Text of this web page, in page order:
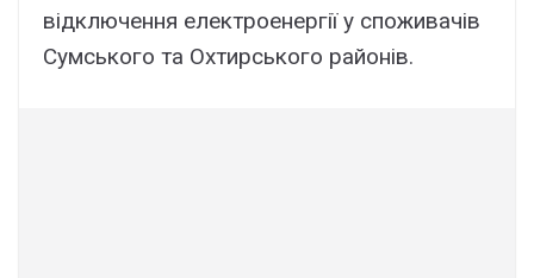
відключення електроенергії у споживачів
Сумського та Охтирського районів.